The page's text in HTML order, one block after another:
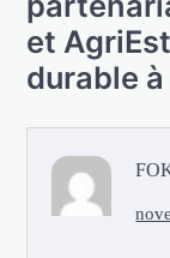
et
durable